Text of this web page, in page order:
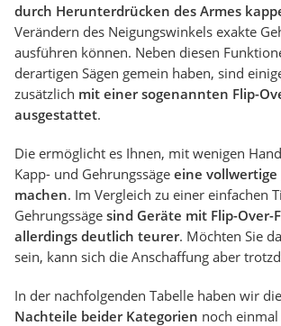
durch Herunterdrücken des Armes
Verändern des Neigungswinkels exakte
ausführen können. Neben diesen
derartigen Sägen gemein haben, sind
zusätzlich mit einer sogenannten Flip-
ausgestattet.
Die ermöglicht es Ihnen, mit wenigen
Kapp- und Gehrungssäge eine vollwertige
machen. Im Vergleich zu einer einfachen
Gehrungssäge sind Geräte mit Flip-Over-
allerdings deutlich teurer. Möchten Sie
sein, kann sich die Anschaffung aber
In der nachfolgenden Tabelle haben wir die
Nachteile beider Kategorien noch